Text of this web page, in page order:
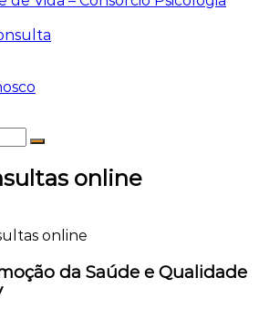
Search
online
online
da Saúde e Qualidade